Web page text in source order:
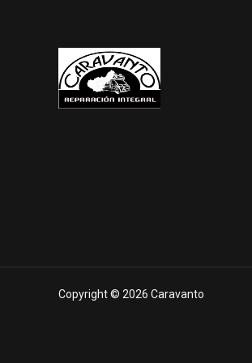
Copyright © 2026 Caravanto